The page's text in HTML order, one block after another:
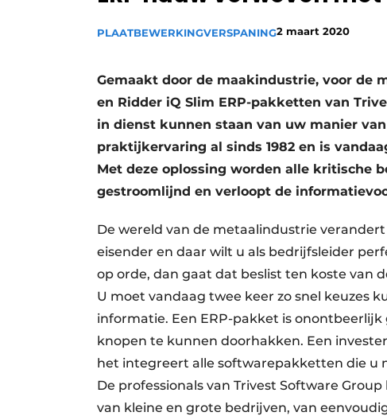
Video’s
PLAATBEWERKINGVERSPANING2 maart 2020
Gemaakt door de maakindustrie, voor de
en Ridder iQ Slim ERP-pakketten van
in dienst kunnen staan van uw manier
praktijkervaring al sinds 1982 en is
Met deze oplossing worden alle kritische
gestroomlijnd en verloopt de
De wereld van de metaalindustrie
eisender en daar wilt u als bedrijfsleider
op orde, dan gaat dat beslist ten koste van
U moet vandaag twee keer zo snel keuzes
informatie. Een ERP-pakket is
knopen te kunnen doorhakken. Een
het integreert alle softwarepakketten die u
De professionals van Trivest Software
van kleine en grote bedrijven, van